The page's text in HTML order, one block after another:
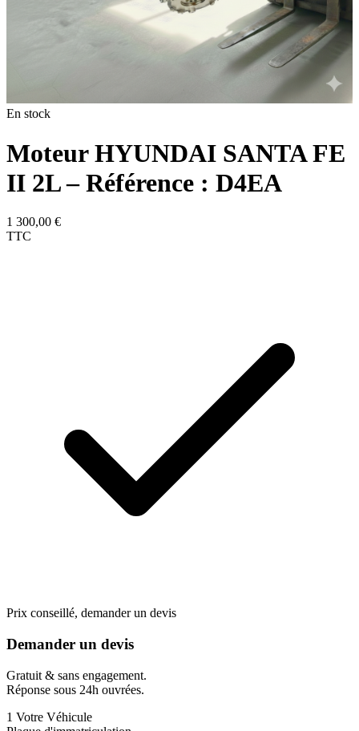
En stock
Moteur HYUNDAI SANTA FE
II 2L – Référence : D4EA
1 300,00 €
TTC
Prix conseillé, demander un devis
Demander un devis
Gratuit & sans engagement.
Réponse sous 24h ouvrées.
1 Votre Véhicule